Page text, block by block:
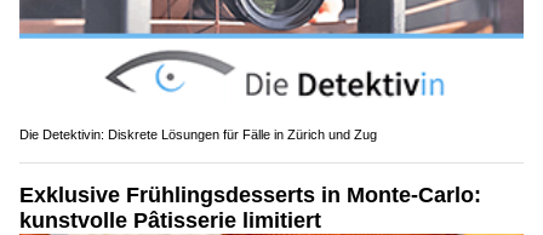
Die Detektivin: Diskrete Lösungen für Fälle in Zürich und Zug
Exklusive Frühlingsdesserts in Monte-Carlo:
kunstvolle Pâtisserie limitiert